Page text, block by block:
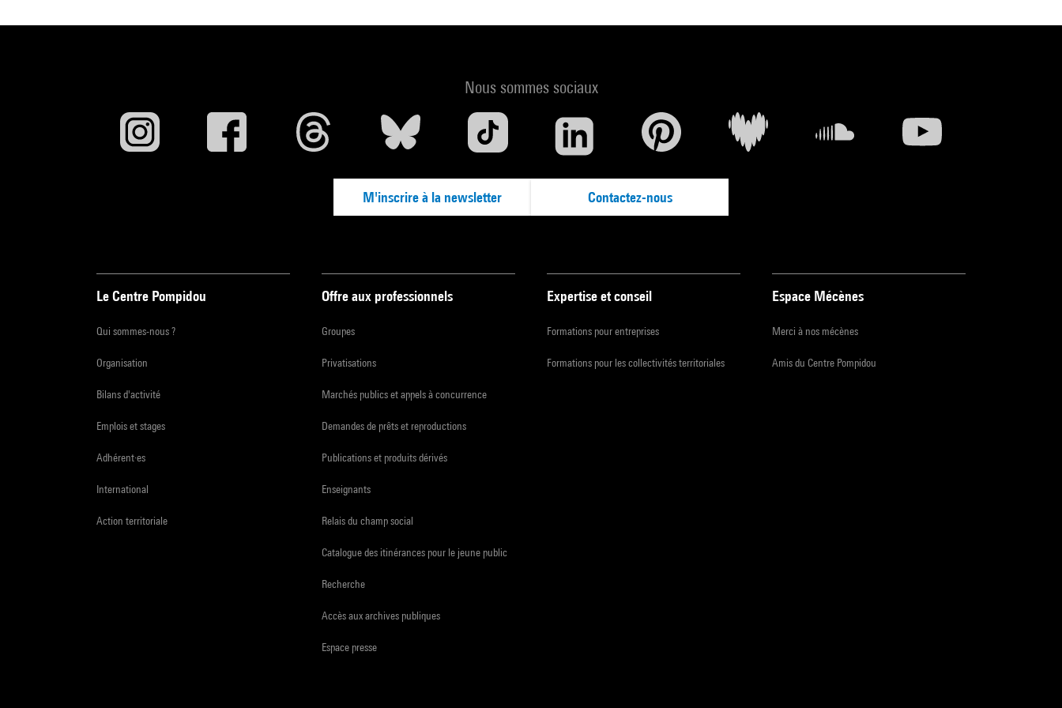
Nous sommes sociaux
M'inscrire à la newsletter Contactez-nous
Le Centre Pompidou
Qui sommes-nous ?
Organisation
Bilans d'activité
Emplois et stages
Adhérent·es
International
Action territoriale
Offre aux professionnels
Groupes
Privatisations
Marchés publics et appels à concurrence
Demandes de prêts et reproductions
Publications et produits dérivés
Enseignants
Relais du champ social
Catalogue des itinérances pour le jeune public
Recherche
Accès aux archives publiques
Espace presse
Expertise et conseil
Formations pour entreprises
Formations pour les collectivités territoriales
Espace Mécènes
Merci à nos mécènes
Amis du Centre Pompidou